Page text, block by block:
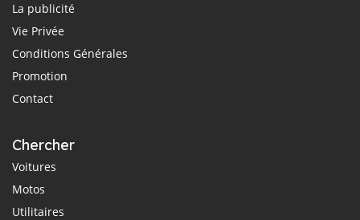
La publicité
Vie Privée
Conditions Générales
Promotion
Contact
Chercher
Voitures
Motos
Utilitaires